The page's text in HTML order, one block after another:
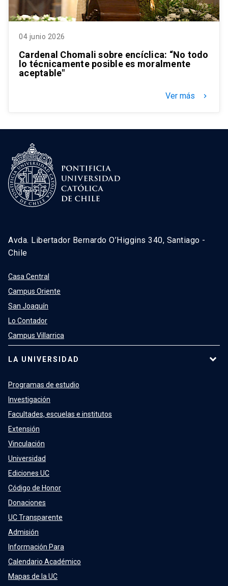
04 junio 2026
Cardenal Chomali sobre encíclica: “No todo
lo técnicamente posible es moralmente
aceptable"
Ver más keyboard_arrow_right
Avda. Libertador Bernardo O’Higgins 340, Santiago -
Chile
Casa Central
Campus Oriente
San Joaquín
Lo Contador
Campus Villarrica
LA UNIVERSIDAD
Programas de estudio
Investigación
Facultades, escuelas e institutos
Extensión
Vinculación
Universidad
Ediciones UC
Código de Honor
Donaciones
UC Transparente
Admisión
Información Para
Calendario Académico
Mapas de la UC